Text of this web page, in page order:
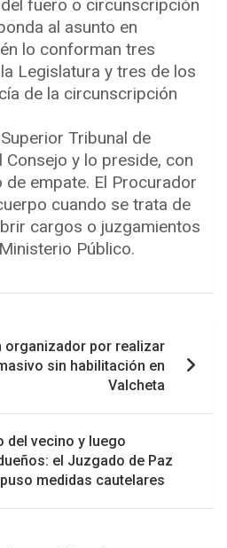
fuero o circunscripción
al asunto en
lo conforman tres
Legislatura y tres de los
de la circunscripción
Tribunal de
y lo preside, con
empate. El Procurador
cuando se trata de
cargos o juzgamientos
Público.
organizador por realizar
sin habilitación en
Valcheta
del vecino y luego
el Juzgado de Paz
medidas cautelares